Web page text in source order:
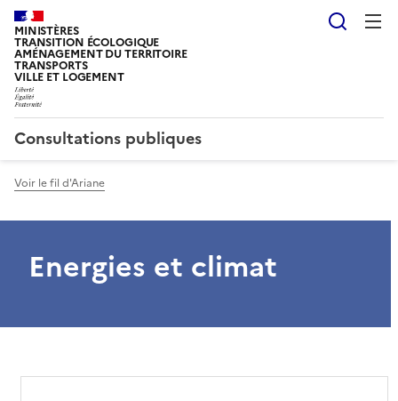
MINISTÈRES
TRANSITION ÉCOLOGIQUE
AMÉNAGEMENT DU TERRITOIRE
TRANSPORTS
VILLE ET LOGEMENT
Consultations publiques
Voir le fil d'Ariane
Energies et climat